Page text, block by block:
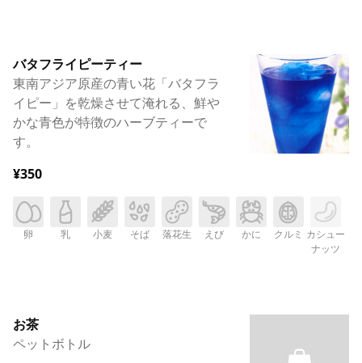
バタフライピーティー
東南アジア原産の青い花「バタフラ
イピー」を乾燥させて淹れる、鮮や
かな青色が特徴のハーブティーで
す。
¥350
卵 乳 小麦 そば 落花生 えび かに クルミ カシュー
ナッツ
お茶
ペットボトル